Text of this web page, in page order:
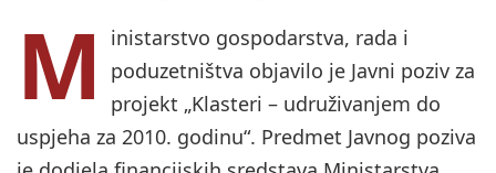
M
inistarstvo gospodarstva, rada i
poduzetništva objavilo je Javni poziv za
projekt „Klasteri – udruživanjem do
uspjeha za 2010. godinu“. Predmet Javnog poziva